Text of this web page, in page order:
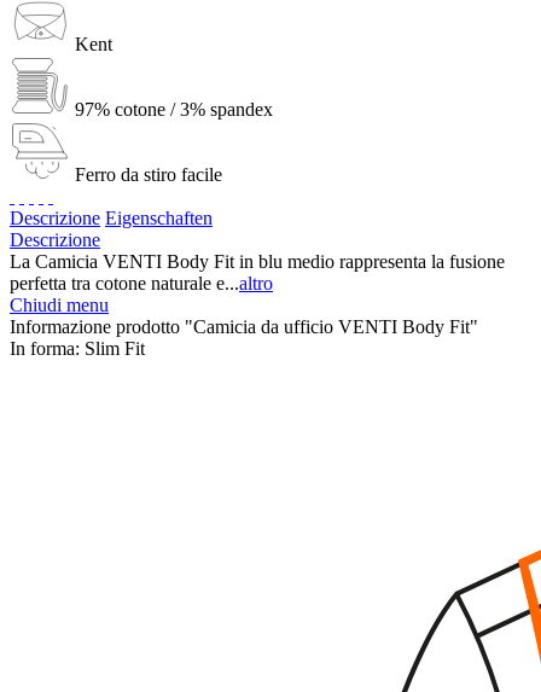
Kent
97% cotone / 3% spandex
Ferro da stiro facile
Descrizione Eigenschaften
Descrizione
La Camicia VENTI Body Fit in blu medio rappresenta la fusione
perfetta tra cotone naturale e...altro
Chiudi menu
Informazione prodotto "Camicia da ufficio VENTI Body Fit"
In forma: Slim Fit